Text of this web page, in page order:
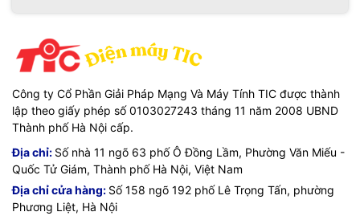
Công ty Cổ Phần Giải Pháp Mạng Và Máy Tính TIC được thành
lập theo giấy phép số 0103027243 tháng 11 năm 2008 UBND
Thành phố Hà Nội cấp.
Địa chỉ: Số nhà 11 ngõ 63 phố Ô Đồng Lầm, Phường Văn Miếu -
Quốc Tử Giám, Thành phố Hà Nội, Việt Nam
Địa chỉ cửa hàng: Số 158 ngõ 192 phố Lê Trọng Tấn, phường
Phương Liệt, Hà Nội